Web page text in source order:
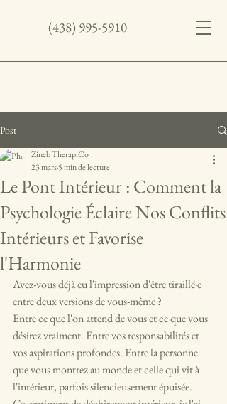
(438) 995-5910
Post
Le Pont Intérieur : Comment la
Psychologie Éclaire Nos Conflits
Intérieurs et Favorise
l'Harmonie
Zineb TherapiCo
23 mars5 min de lecture
Avez-vous déjà eu l'impression d'être tiraillé·e
entre deux versions de vous-même ?
Entre ce que l'on attend de vous et ce que vous
désirez vraiment. Entre vos responsabilités et
vos aspirations profondes. Entre la personne
que vous montrez au monde et celle qui vit à
l'intérieur, parfois silencieusement épuisée.